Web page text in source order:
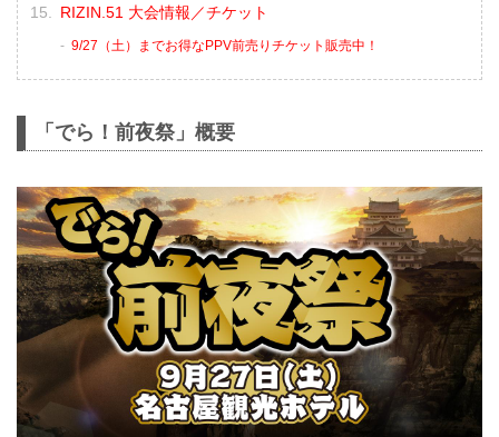
RIZIN.51 大会情報／チケット
9/27（土）までお得なPPV前売りチケット販売中！
「でら！前夜祭」概要